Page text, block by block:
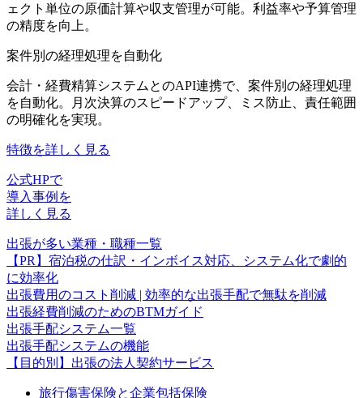
ェクト単位の原価計算や収支管理が可能。利益率や予算管理
の精度を向上。
案件別の経理処理を自動化
会計・経費精算システムとのAPI連携で、案件別の経理処理
を自動化。月次決算のスピードアップ、ミス防止、責任範囲
の明確化を実現。
特徴を詳しく見る
公式HPで
導入事例を
詳しく見る
出張が多い業種・職種一覧
【PR】宿泊税の仕訳・インボイス対応、システム化で劇的
に効率化
出張費用のコスト削減 | 効率的な出張手配で無駄を削減
出張経費削減のためのBTMガイド
出張手配システム一覧
出張手配システムの機能
【目的別】出張の法人契約サービス
旅行傷害保険と企業包括保険